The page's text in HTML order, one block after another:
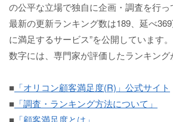
の公平な立場で独自に企画・調査を行っ
最新の更新ランキング数は189、延べ
に満足するサービス”を公開しています
数字には、専門家が評価したランキング
■ 「オリコン顧客満足度(R)」公式サイト
■ 「調査・ランキング方法について」
■ 「顧客満足度とは」